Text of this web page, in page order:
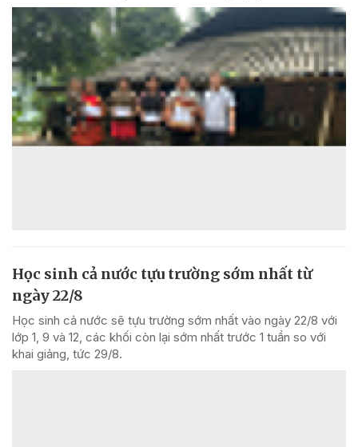
Học sinh cả nước tựu trường sớm nhất từ
ngày 22/8
Học sinh cả nước sẽ tựu trường sớm nhất vào ngày 22/8 với
lớp 1, 9 và 12, các khối còn lại sớm nhất trước 1 tuần so với
khai giảng, tức 29/8.